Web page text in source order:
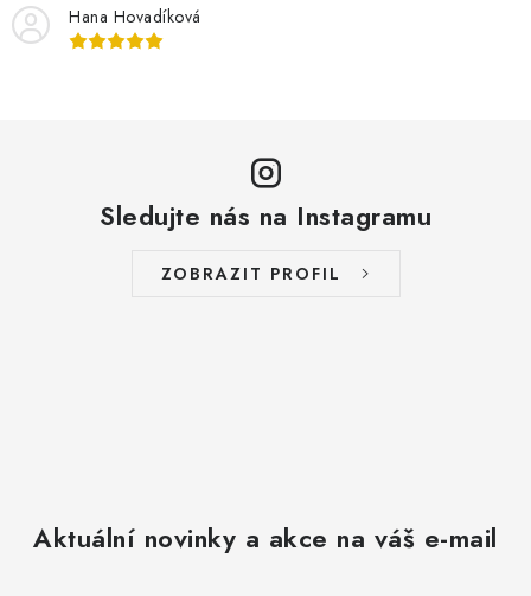
Hana Hovadíková
Sledujte nás na Instagramu
ZOBRAZIT PROFIL
Aktuální novinky a akce na váš e-mail